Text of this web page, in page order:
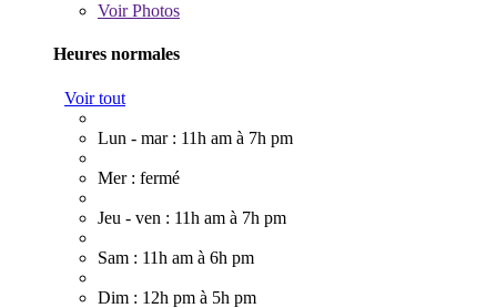
VoirPhotos
Heures normales
Voir tout
Lun - mar : 11h am à 7h pm
Mer : fermé
Jeu - ven : 11h am à 7h pm
Sam : 11h am à 6h pm
Dim : 12h pm à 5h pm